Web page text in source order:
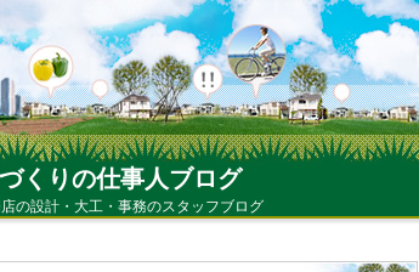
くりの仕事人ブログ
店の設計・大工・事務のスタッフブログ